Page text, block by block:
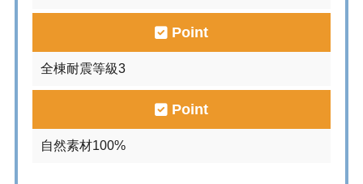
Point
全棟耐震等級3
Point
自然素材100%